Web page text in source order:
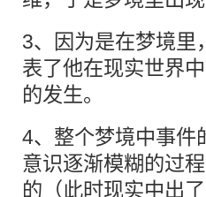
3、因为是在梦境里
表了他在现实世界
的发生。
4、整个梦境中事件
意识逐渐模糊的过
的（此时现实中出